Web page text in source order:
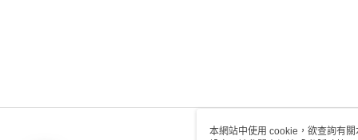
本網站中使用 cookie，欲查詢有